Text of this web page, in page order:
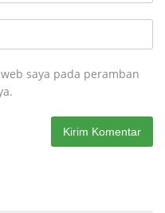
saya pada peramban